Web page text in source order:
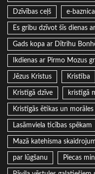
Dzīvības ceļš e-
Es gribu dzīvot šīs dienas
Gads kopa ar Dītrihu
Ikdienas ar Pirmo Mozus
Jēzus Kristus Kristība
Kristīgā dzīve kristīgā
Kristīgās ētikas un
Lasāmviela ticības spēkam
Mazā katehisma
par lūgšanu Piecas